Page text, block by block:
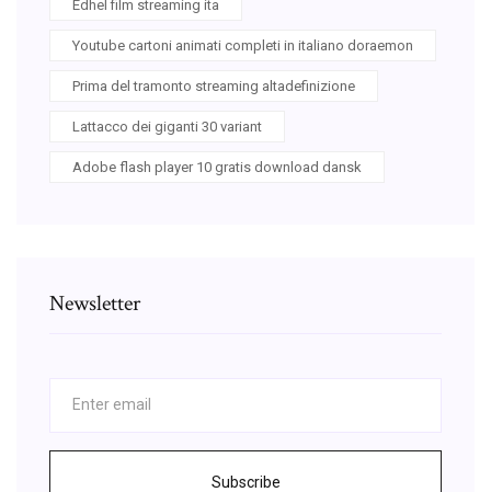
Edhel film streaming ita
Youtube cartoni animati completi in italiano doraemon
Prima del tramonto streaming altadefinizione
Lattacco dei giganti 30 variant
Adobe flash player 10 gratis download dansk
Newsletter
Subscribe